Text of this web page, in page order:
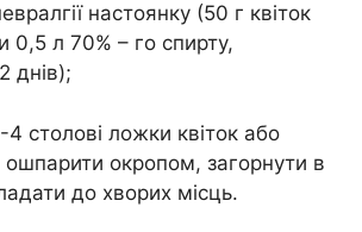
настоянку (50 г квіток
0,5 л 70% – го спирту,
днів);
столові ложки квіток або
окропом, загорнути в
до хворих місць.